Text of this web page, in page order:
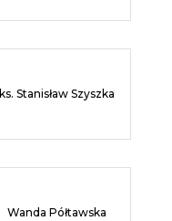
ks. Stanisław Szyszka
Wanda Półtawska